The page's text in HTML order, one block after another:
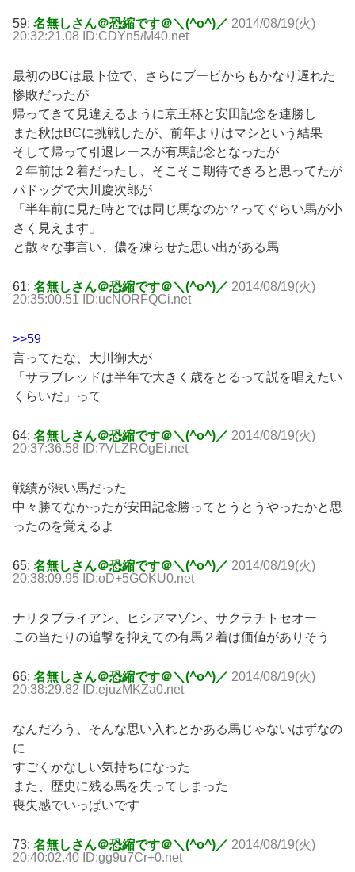
59: 名無しさん＠恐縮です＠＼(^o^)／ 2014/08/19(火)
20:32:21.08 ID:CDYn5/M40.net
最初のBCは最下位で、さらにブービからもかなり遅れた
惨敗だったが
帰ってきて見違えるように京王杯と安田記念を連勝し
また秋はBCに挑戦したが、前年よりはマシという結果
そして帰って引退レースが有馬記念となったが
２年前は２着だったし、そこそこ期待できると思ってたが
パドッグで大川慶次郎が
「半年前に見た時とでは同じ馬なのか？ってぐらい馬が小
さく見えます」
と散々な事言い、儂を凍らせた思い出がある馬
61: 名無しさん＠恐縮です＠＼(^o^)／ 2014/08/19(火)
20:35:00.51 ID:ucNORFQCi.net
>>59
言ってたな、大川御大が
「サラブレッドは半年で大きく歳をとるって説を唱えたい
くらいだ」って
64: 名無しさん＠恐縮です＠＼(^o^)／ 2014/08/19(火)
20:37:36.58 ID:7VLZROgEi.net
戦績が渋い馬だった
中々勝てなかったが安田記念勝ってとうとうやったかと思
ったのを覚えるよ
65: 名無しさん＠恐縮です＠＼(^o^)／ 2014/08/19(火)
20:38:09.95 ID:oD+5GOKU0.net
ナリタブライアン、ヒシアマゾン、サクラチトセオー
この当たりの追撃を抑えての有馬２着は価値がありそう
66: 名無しさん＠恐縮です＠＼(^o^)／ 2014/08/19(火)
20:38:29.82 ID:ejuzMKZa0.net
なんだろう、そんな思い入れとかある馬じゃないはずなの
に
すごくかなしい気持ちになった
また、歴史に残る馬を失ってしまった
喪失感でいっぱいです
73: 名無しさん＠恐縮です＠＼(^o^)／ 2014/08/19(火)
20:40:02.40 ID:gg9u7Cr+0.net